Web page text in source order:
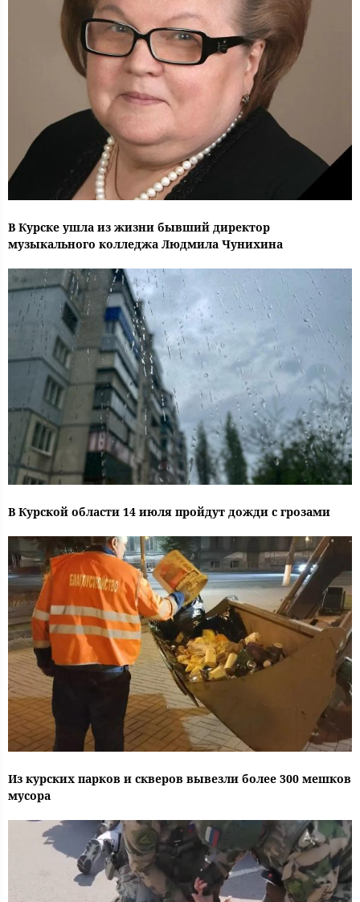
В Курске ушла из жизни бывший директор
музыкального колледжа Людмила Чунихина
В Курской области 14 июля пройдут дожди с грозами
Из курских парков и скверов вывезли более 300 мешков
мусора